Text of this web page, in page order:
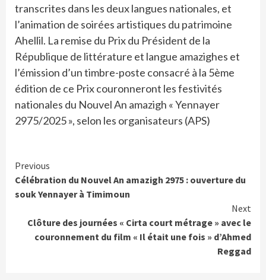
transcrites dans les deux langues nationales, et
l’animation de soirées artistiques du patrimoine
Ahellil. La remise du Prix du Président de la
République de littérature et langue amazighes et
l’émission d’un timbre-poste consacré à la 5ème
édition de ce Prix couronneront les festivités
nationales du Nouvel An amazigh « Yennayer
2975/2025 », selon les organisateurs (APS)
Continue
Reading
Previous
Célébration du Nouvel An amazigh 2975 : ouverture du
souk Yennayer à Timimoun
Next
Clôture des journées « Cirta court métrage » avec le
couronnement du film « Il était une fois » d’Ahmed
Reggad